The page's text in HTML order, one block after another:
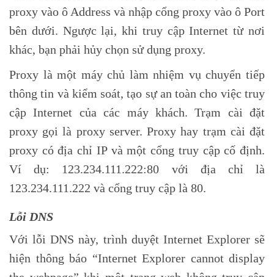
proxy vào ô Address và nhập cổng proxy vào ô Port
bên dưới. Ngược lại, khi truy cập Internet từ nơi
khác, bạn phải hủy chọn sử dụng proxy.
Proxy là một máy chủ làm nhiệm vụ chuyển tiếp
thông tin và kiểm soát, tạo sự an toàn cho việc truy
cập Internet của các máy khách. Trạm cài đặt
proxy gọi là proxy server. Proxy hay trạm cài đặt
proxy có địa chỉ IP và một cổng truy cập cố định.
Ví dụ: 123.234.111.222:80 với địa chỉ là
123.234.111.222 và cổng truy cập là 80.
Lỗi DNS
Với lỗi DNS này, trình duyệt Internet Explorer sẽ
hiện thông báo “Internet Explorer cannot display